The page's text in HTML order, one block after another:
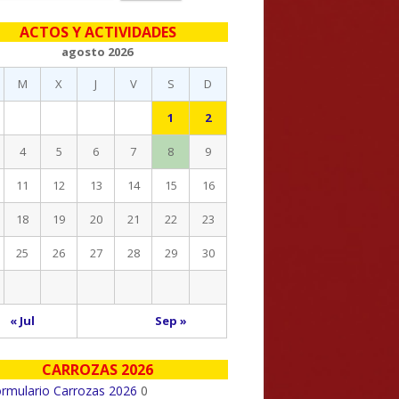
ACTOS Y ACTIVIDADES
agosto 2026
M X J V S D
1 2
4 5 6 7 8 9
11 12 13 14 15 16
18 19 20 21 22 23
25 26 27 28 29 30
« Jul Sep »
CARROZAS 2026
Carrozas 2026 0